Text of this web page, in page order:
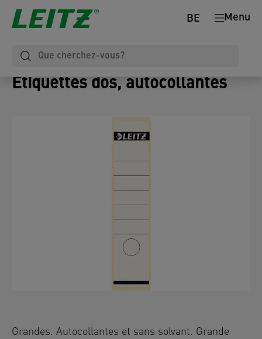
Menu
BE
Étiquettes dos, autocollantes
Grandes. Autocollantes et sans solvant. Grande